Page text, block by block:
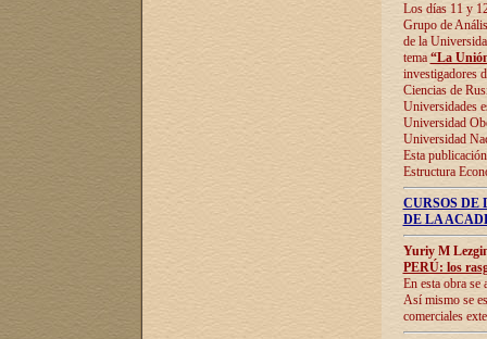
Los días 11 y
Grupo de
de la
tema “La
investigadores
Ciencias de
Universidades
Universidad
Universidad
Esta
Estructura
CURSOS
DE LA
Yuriy M
PERÚ: los
En esta obra se
Así mismo se
comerciales